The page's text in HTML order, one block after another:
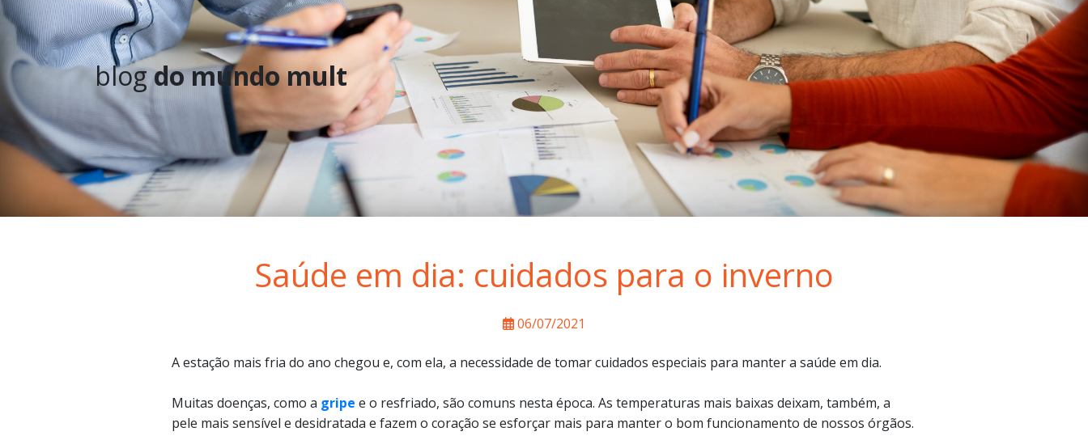
blogdo mundo mult
Saúde em dia: cuidados para o inverno
06/07/2021
A estação mais fria do ano chegou e, com ela, a necessidade de tomar cuidados especiais para manter a saúde em dia.
Muitas doenças, como a gripe e o resfriado, são comuns nesta época. As temperaturas mais baixas deixam, também, a
pele mais sensível e desidratada e fazem o coração se esforçar mais para manter o bom funcionamento de nossos órgãos.